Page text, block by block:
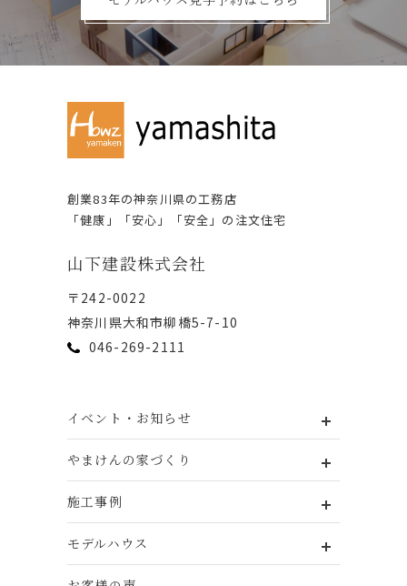
創業83年の神奈川県の⼯務店
「健康」「安⼼」「安全」の注⽂住宅
⼭下建設株式会社
〒242-0022
神奈川県⼤和市柳橋5-7-10
046-269-2111
イベント・お知らせ
やまけんの家づくり
施工事例
モデルハウス